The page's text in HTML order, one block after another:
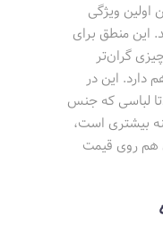
ویژگی
این منطق برای
گران‌تر
این در
لباسی که جنس
بیشتری است،
هم روی قیمت